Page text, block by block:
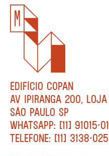
EDIFÍCIO COPAN
AV IPIRANGA 200,
SÃO PAULO SP
WHATSAPP: [11] 91015-
TELEFONE: [11] 3138-